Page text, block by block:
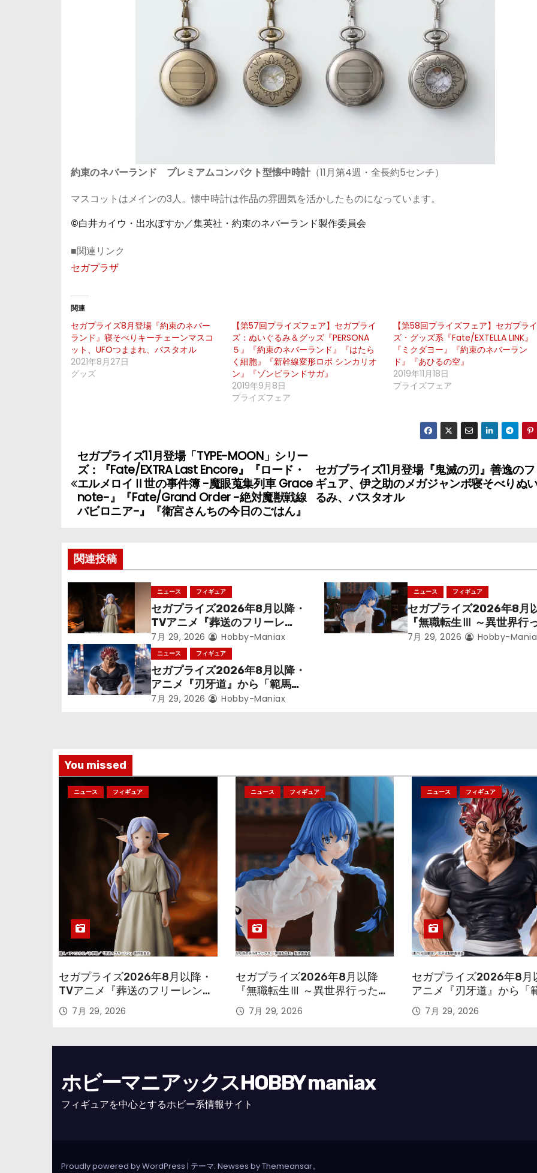
約束のネバーランド プレミアムコンパクト型懐中時計（11月第4週・全長約5センチ）
マスコットはメインの3人。懐中時計は作品の雰囲気を活かしたものになっています。
©白井カイウ・出水ぽすか／集英社・約束のネバーランド製作委員会
■関連リンク
セガプラザ
関連
セガプライズ8月登場『約束のネバー
ランド』寝そべりキーチェーンマスコ
ット、UFOつままれ、バスタオル
2021年8月27日
グッズ
【第57回プライズフェア】セガプライ
ズ：ぬいぐるみ＆グッズ『PERSONA
５』『約束のネバーランド』『はたら
く細胞』『新幹線変形ロボ シンカリオ
ン』『ゾンビランドサガ』
2019年9月8日
プライズフェア
【第58回プライズフェア】セガプラ
ズ・グッズ系『Fate/EXTELLA LINK』
『ミクダヨー』『約束のネバーラン
ド』『あひるの空』
2019年11月18日
プライズフェア
投
稿
ナ
ゲ
ー
シ
ョ
ン
セガプライズ11月登場『鬼滅の刃』善逸の
ギュア、伊之助のメガジャンボ寝そべりぬ
るみ、バスタオル
セガプライズ11月登場「TYPE-MOON」シリー
ズ：『Fate/EXTRA Last Encore』『ロード・
エルメロイⅡ世の事件簿 -魔眼蒐集列車 Grace
note-』『Fate/Grand Order -絶対魔獣戦線
バビロニア-』『衛宮さんちの今日のごはん』
関連投稿
ニュース フィギュア
セガプライズ2026年8月以降・
TVアニメ『葬送のフリーレ
ン』鉱山で300年働くことにな
っっちゃった「フリーレン」を
立体化！
7月 29, 2026 Hobby-Maniax
ニュース フィギュア
セガプライズ2026年8月
『無職転生Ⅲ ～異世界行
本気だす～』から「ロキ
7月 29, 2026 Hobby-
ニュース フィギュア
セガプライズ2026年8月以降・
アニメ『刃牙道』から「範馬勇
次郎」が登場ッッ!!
7月 29, 2026 Hobby-Maniax
You missed
ニュース フィギュア
セガプライズ2026年8月以降・
TVアニメ『葬送のフリーレン』
鉱山で300年働くことになっっ
ちゃった「フリーレン」を立体
7月 29, 2026
ニュース フィギュア
セガプライズ2026年8月以降
『無職転生Ⅲ ～異世界行ったら
本気だす～』から「ロキシー」
のフィギュアが登場！
7月 29, 2026
ニュース フィギュア
セガプライズ2026年8月
アニメ『刃牙道』から「
次郎」が登場ッッ!!
7月 29, 2026
ホビーマニアックスHOBBY maniax
フィギュアを中心とするホビー系情報サイト
Proudly powered by WordPress | テーマ: Newses byThemeansar。